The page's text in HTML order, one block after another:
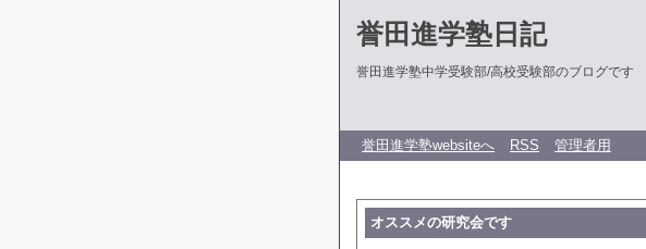
誉田進学塾日記
誉田進学塾中学受験部/高校受験部のブログです
誉田進学塾websiteへ RSS 管理者用
オススメの研究会です